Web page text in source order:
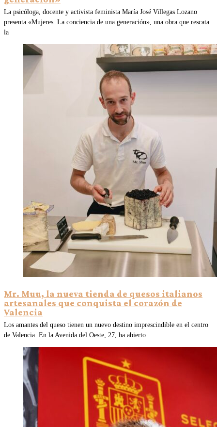
La psicóloga, docente y activista feminista María José Villegas Lozano
presenta «Mujeres. La conciencia de una generación», una obra que rescata
la
Mr. Muu, la nueva tienda de quesos italianos
artesanales que conquista el corazón de
Valencia
Los amantes del queso tienen un nuevo destino imprescindible en el centro
de Valencia. En la Avenida del Oeste, 27, ha abierto